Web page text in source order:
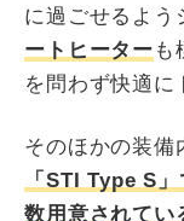
に過ごせるよう
ートヒーター も
を問わず快適に
そのほかの装備
「STI Type S
数用意されてい